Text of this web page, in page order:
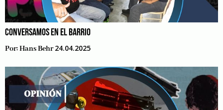
CONVERSAMOS EN EL BARRIO
Por:Hans Behr 24.04.2025